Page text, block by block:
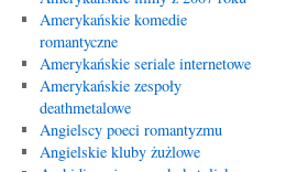
Amerykańskie komedie
romantyczne
Amerykańskie seriale internetowe
Amerykańskie zespoły
deathmetalowe
Angielscy poeci romantyzmu
Angielskie kluby żużlowe